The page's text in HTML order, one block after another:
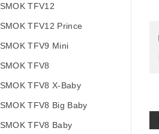
SMOK TFV12
SMOK TFV12 Prince
SMOK TFV9 Mini
SMOK TFV8
SMOK TFV8 X-Baby
SMOK TFV8 Big Baby
SMOK TFV8 Baby